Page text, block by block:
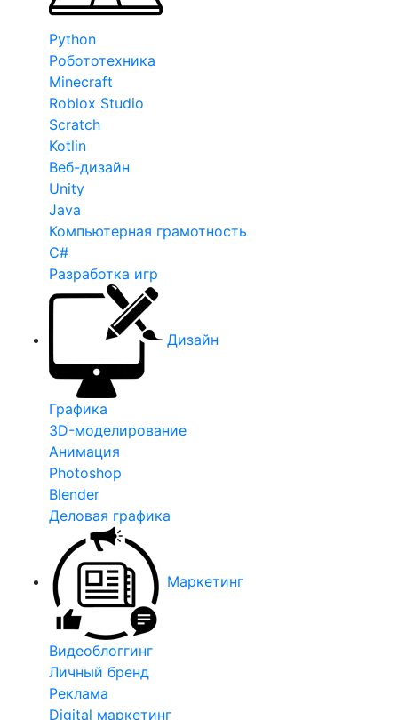
Python
Робототехника
Minecraft
Roblox Studio
Scratch
Kotlin
Веб-дизайн
Unity
Java
Компьютерная грамотность
C#
Разработка игр
Дизайн
Графика
3D-моделирование
Анимация
Photoshop
Blender
Деловая графика
Маркетинг
Видеоблоггинг
Личный бренд
Реклама
Digital маркетинг